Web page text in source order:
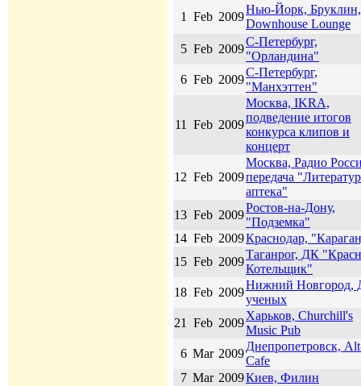
1
Feb 2009
Нью-Йорк, Бруклин,
Downhouse Lounge
5 Feb 2009
С-Петербург,
"Орландина"
6 Feb 2009
С-Петербург,
"Манхэттен"
11 Feb 2009
Москва, IKRA,
подведение итогов
конкурса клипов и
концерт
12 Feb 2009
Москва, Радио
передача
аптека"
13 Feb 2009
Ростов-на-Дону,
"Подземка"
14 Feb 2009Краснодар,
15 Feb 2009
Таганрог, ДК
Котельщик"
18 Feb 2009
Нижний Новгород,
ученых
21
Feb 2009
Харьков, Churchill's
Music Pub
6 Mar 2009
Днепропетровск,
Cafe
7 Mar 2009Киев, Филин